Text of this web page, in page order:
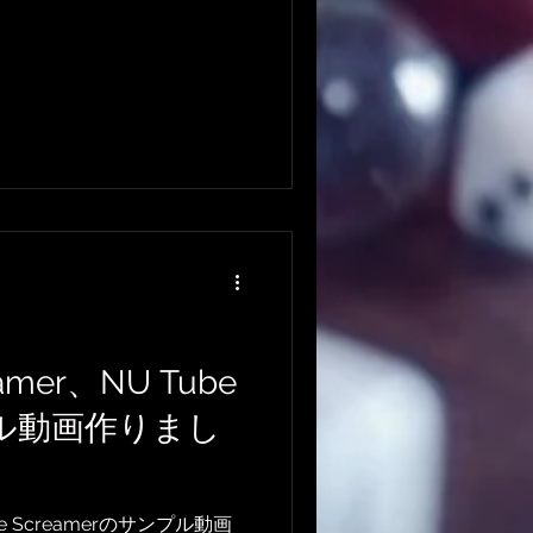
、NU Tube
動画作りまし
Screamerのサンプル動画